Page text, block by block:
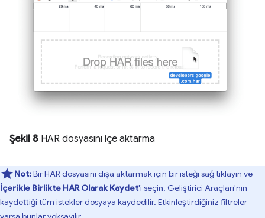
Şekil 8 HAR dosyasını içe aktarma
Not:Bir HAR dosyasını dışa aktarmak için bir isteği sağ tıklayın ve
İçerikle Birlikte HAR Olarak Kaydet'i seçin. Geliştirici Araçları'nın
kaydettiği tüm istekler dosyaya kaydedilir. Etkinleştirdiğiniz filtreler